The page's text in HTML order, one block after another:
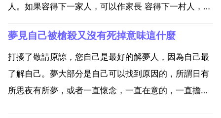
人。如果容得下一家人，可以作家長 容得下一村人，可
人難 管人容易，管心難。寧靜來自內心，千萬不要向外
去追求，愈追求，苦惱就愈多。放下過去的煩惱，也不
擔憂...
夢見自己被槍殺又沒有死掉意味這什麼
打擾了敬請原諒，您自己是最好的解夢人，因為自己最
了解自己。夢大部分是自己可以找到原因的，所謂日有
所思夜有所夢，或者一直懷念，一直在意的，一直擔心